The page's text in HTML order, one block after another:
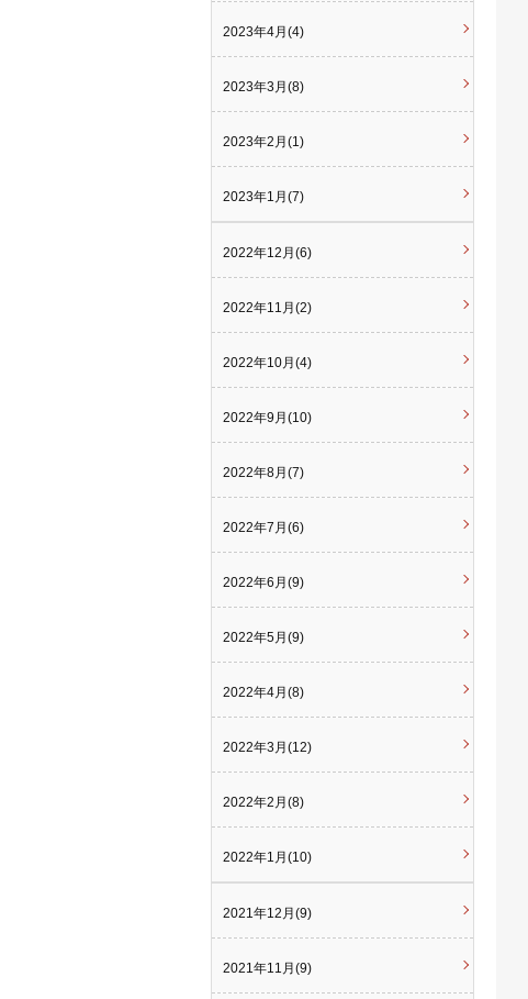
2023年4月(4)
2023年3月(8)
2023年2月(1)
2023年1月(7)
2022年12月(6)
2022年11月(2)
2022年10月(4)
2022年9月(10)
2022年8月(7)
2022年7月(6)
2022年6月(9)
2022年5月(9)
2022年4月(8)
2022年3月(12)
2022年2月(8)
2022年1月(10)
2021年12月(9)
2021年11月(9)